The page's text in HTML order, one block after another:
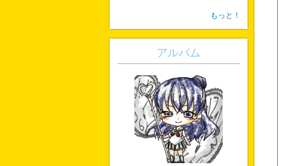
もっと！
アルバム